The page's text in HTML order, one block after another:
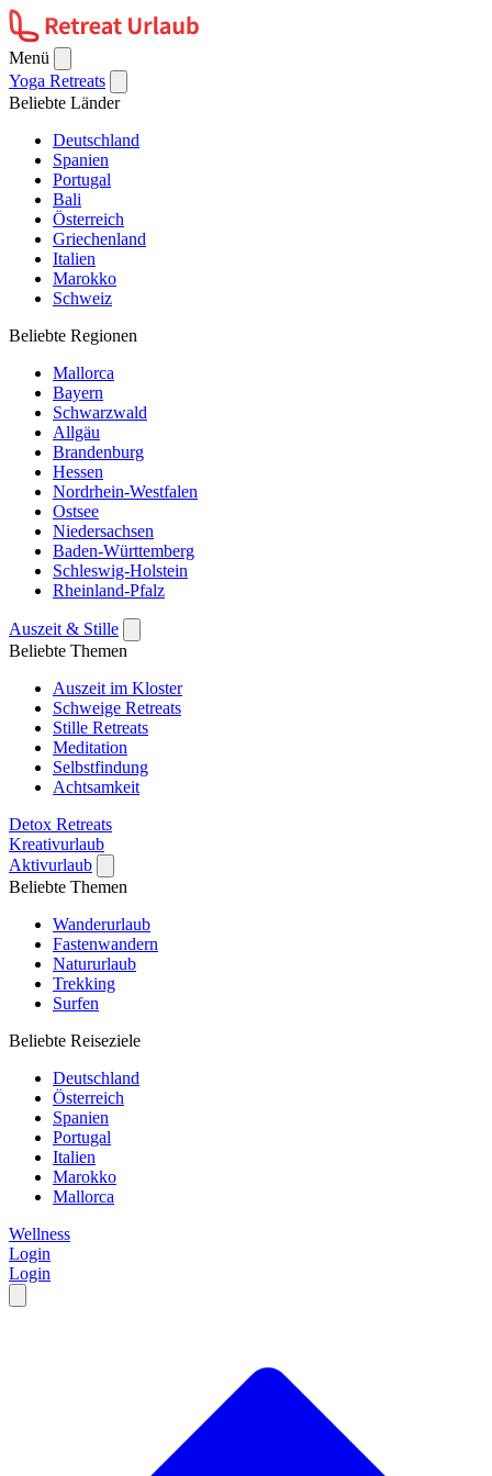
Menü
Yoga Retreats
Beliebte Länder
Deutschland
Spanien
Portugal
Bali
Österreich
Griechenland
Italien
Marokko
Schweiz
Beliebte Regionen
Mallorca
Bayern
Schwarzwald
Allgäu
Brandenburg
Hessen
Nordrhein-Westfalen
Ostsee
Niedersachsen
Baden-Württemberg
Schleswig-Holstein
Rheinland-Pfalz
Auszeit & Stille
Beliebte Themen
Auszeit im Kloster
Schweige Retreats
Stille Retreats
Meditation
Selbstfindung
Achtsamkeit
Detox Retreats
Kreativurlaub
Aktivurlaub
Beliebte Themen
Wanderurlaub
Fastenwandern
Natururlaub
Trekking
Surfen
Beliebte Reiseziele
Deutschland
Österreich
Spanien
Portugal
Italien
Marokko
Mallorca
Wellness
Login
Login